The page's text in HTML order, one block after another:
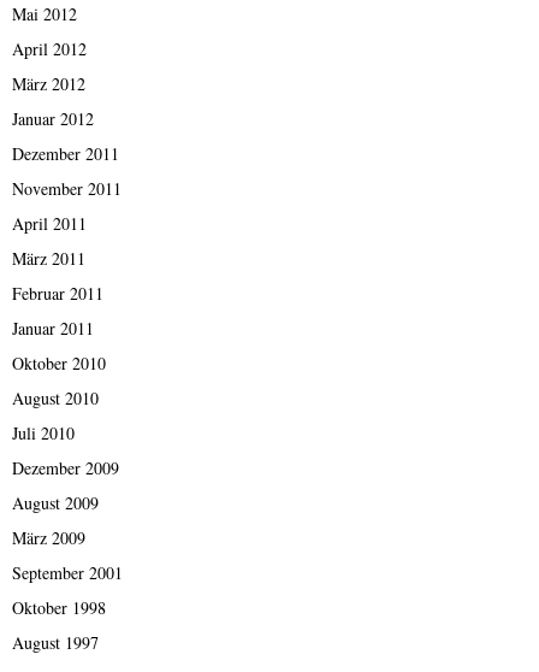
Mai 2012
April 2012
März 2012
Januar 2012
Dezember 2011
November 2011
April 2011
März 2011
Februar 2011
Januar 2011
Oktober 2010
August 2010
Juli 2010
Dezember 2009
August 2009
März 2009
September 2001
Oktober 1998
August 1997